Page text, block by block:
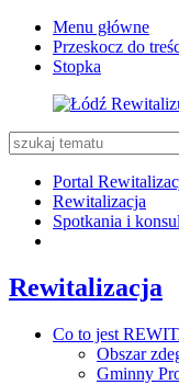
Menu główne
Przeskocz do
Stopka
Portal
Rewitalizacja
Spotkania i
Rewitalizacja
Co to jest
Obszar
Gminny